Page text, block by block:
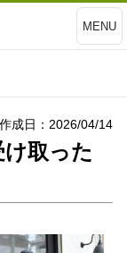
MENU
成日：2026/04/14
取った